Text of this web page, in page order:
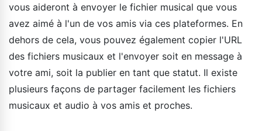
vous aideront à envoyer le fichier musical que vous
avez aimé à l'un de vos amis via ces plateformes. En
dehors de cela, vous pouvez également copier l'URL
des fichiers musicaux et l'envoyer soit en message à
votre ami, soit la publier en tant que statut. Il existe
plusieurs façons de partager facilement les fichiers
musicaux et audio à vos amis et proches.